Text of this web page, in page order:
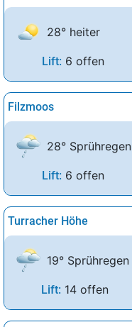
28° heiter
Lift: 6 offen
Filzmoos
28° Sprühregen
Lift: 6 offen
Turracher Höhe
19° Sprühregen
Lift: 14 offen